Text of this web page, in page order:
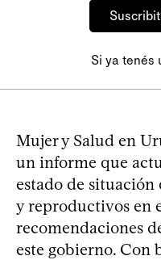
Si ya tenés
Mujer y Salud en
un informe que
estado de situación
y reproductivos en
recomendaciones
este gobierno. Con